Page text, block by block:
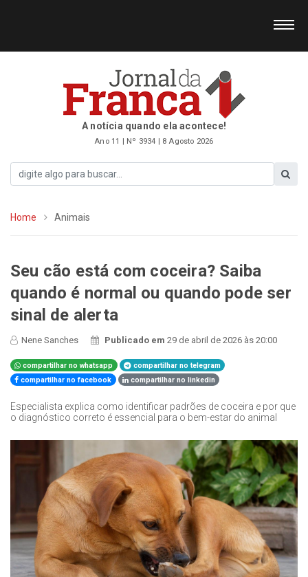
A notícia quando ela acontece!
Ano 11 | Nº 3934 | 8 Agosto 2026
Home Animais
Seu cão está com coceira? Saiba
quando é normal ou quando pode ser
sinal de alerta
Nene Sanches Publicado em29 de abril de 2026 às 20:00
compartilhar no whatsapp
compartilhar no telegram
compartilhar no facebook
compartilhar no linkedin
Especialista explica como identificar padrões de coceira e por que
o diagnóstico correto é essencial para o bem-estar do animal